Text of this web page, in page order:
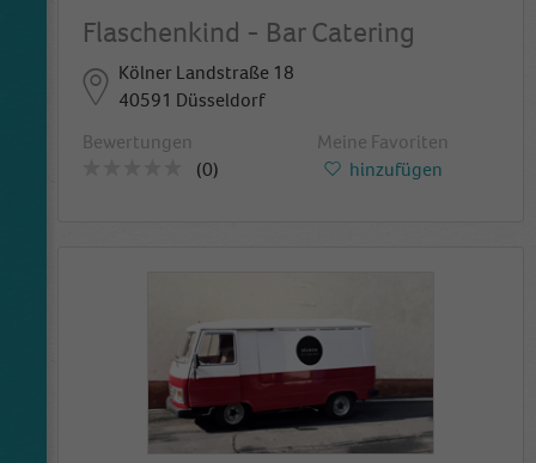
Flaschenkind - Bar Catering
Kölner Landstraße 18
40591 Düsseldorf
Bewertungen
(0)
Meine Favoriten
hinzufügen